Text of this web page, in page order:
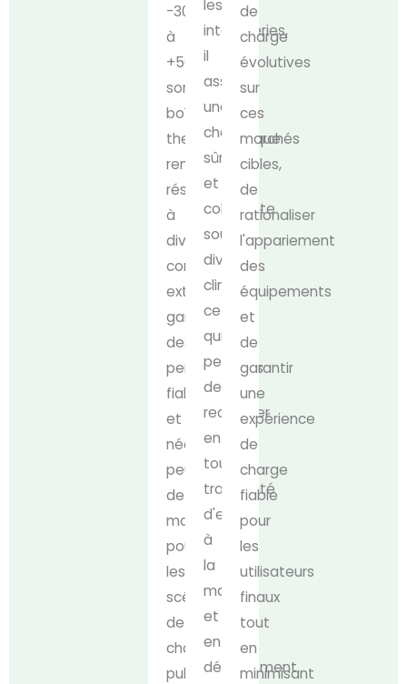
-30°C
à
+50°C,
son
boîtier
thermoplastique
renforcé
résiste
à
diverses
conditions
extérieures,
garantissant
des
performances
fiables
et
nécessitant
peu
de
maintenance
pour
les
scénarios
de
charge
publique
les
intempéries,
il
assure
une
charge
sûre
et
cohérente
sous
divers
climats,
ce
qui
permet
de
recharger
en
toute
tranquillité
d'esprit
à
la
maison
et
en
déplacement.
de
charge
évolutives
sur
ces
marchés
cibles,
de
rationaliser
l'appariement
des
équipements
et
de
garantir
une
expérience
de
charge
fiable
pour
les
utilisateurs
finaux
tout
en
minimisant